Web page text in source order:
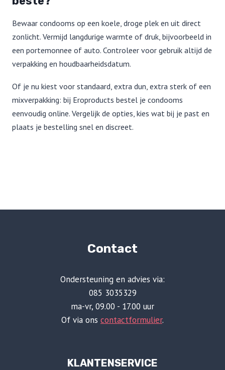
Bewaar condooms op een koele, droge plek en uit direct
zonlicht. Vermijd langdurige warmte of druk, bijvoorbeeld in
een portemonnee of auto. Controleer voor gebruik altijd de
verpakking en houdbaarheidsdatum.
Of je nu kiest voor standaard, extra dun, extra sterk of een
mixverpakking: bij Eroproducts bestel je condooms
eenvoudig online. Vergelijk de opties, kies wat bij je past en
plaats je bestelling snel en discreet.
Contact
Ondersteuning en advies via:
085 3035329
ma-vr, 09.00 - 17.00 uur
Of via ons contactformulier.
KLANTENSERVICE